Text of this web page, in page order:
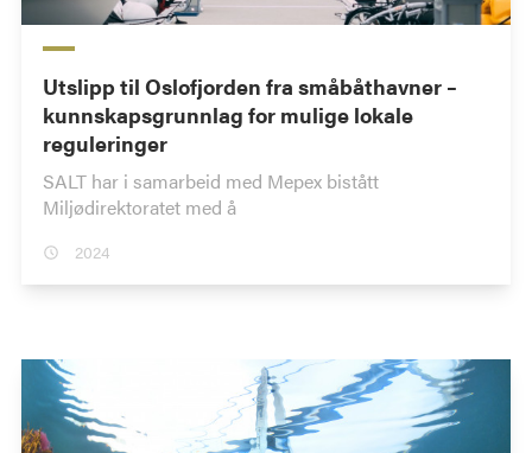
Utslipp til Oslofjorden fra småbåthavner –
kunnskapsgrunnlag for mulige lokale
reguleringer
SALT har i samarbeid med Mepex bistått
Miljødirektoratet med å
2024